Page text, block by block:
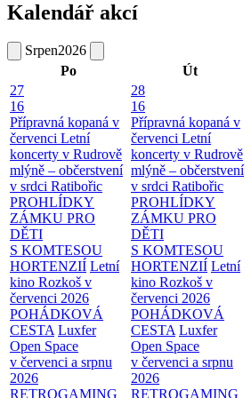
Kalendář akcí
Srpen2026
Po
Út
27
16
Přípravná kopaná v
červenci Letní
koncerty v Rudrově
mlýně – občerstvení
v srdci Ratibořic
PROHLÍDKY
ZÁMKU PRO
DĚTI
S KOMTESOU
HORTENZIÍ Letní
kino Rozkoš v
červenci 2026
POHÁDKOVÁ
CESTA Luxfer
Open Space
v červenci a srpnu
2026
RETROGAMING
28
16
Přípravná kopaná v
červenci Letní
koncerty v Rudrově
mlýně – občerstvení
v srdci Ratibořic
PROHLÍDKY
ZÁMKU PRO
DĚTI
S KOMTESOU
HORTENZIÍ Letní
kino Rozkoš v
červenci 2026
POHÁDKOVÁ
CESTA Luxfer
Open Space
v červenci a srpnu
2026
RETROGAMING